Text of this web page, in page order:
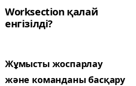
Work­sec­tion қалай
енгізілді?
Жұмысты жоспарлау
және команданы басқару